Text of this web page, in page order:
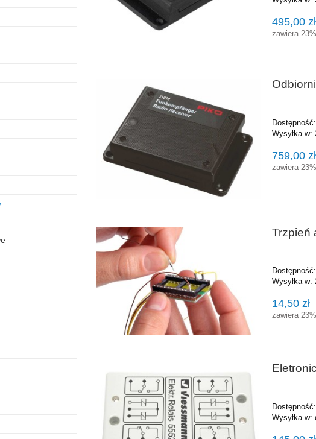
495,00 zł
zawiera
Dostępność:
Wysyłka w:
759,00 zł
zawiera
Trzpień
Dostępność:
Wysyłka w:
14,50 zł
zawiera
Dostępność:
Wysyłka w: